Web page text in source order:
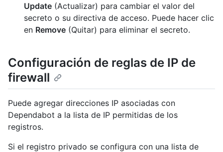
Update (Actualizar) para cambiar el valor del
secreto o su directiva de acceso. Puede hacer clic
en Remove (Quitar) para eliminar el secreto.
Configuración de reglas de IP de
firewall
Puede agregar direcciones IP asociadas con
Dependabot a la lista de IP permitidas de los
registros.
Si el registro privado se configura con una lista de